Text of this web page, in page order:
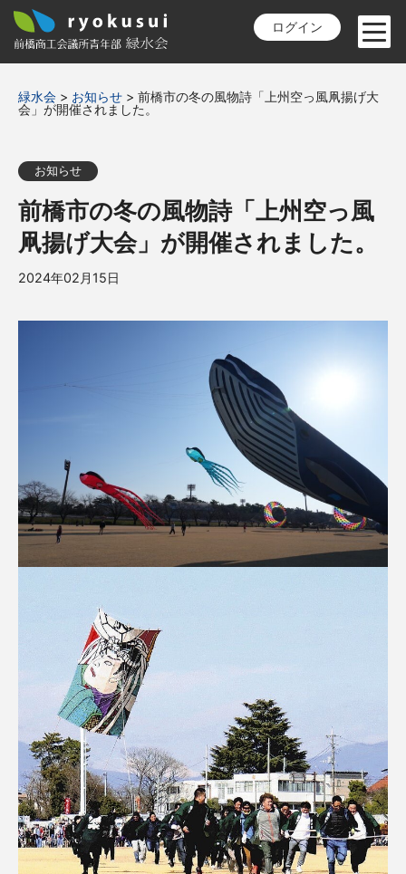
ログイン
緑水会 > お知らせ > 前橋市の冬の風物詩「上州空っ風凧揚げ大
会」が開催されました。
お知らせ
前橋市の冬の風物詩「上州空っ風
凧揚げ大会」が開催されました。
2024年02月15日